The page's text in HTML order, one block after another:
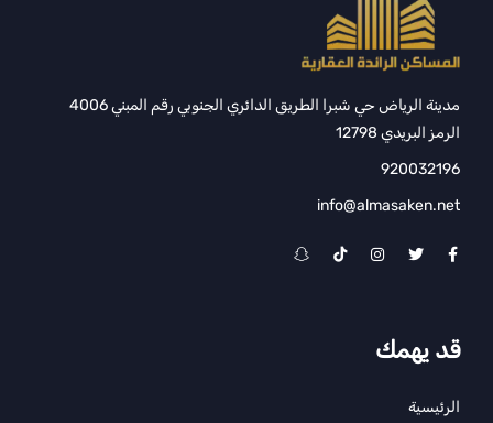
مدينة الرياض حي شبرا الطريق الدائري الجنوبي رقم المبني 4006
الرمز البريدي 12798
920032196
info@almasaken.net
قد يهمك
الرئيسية